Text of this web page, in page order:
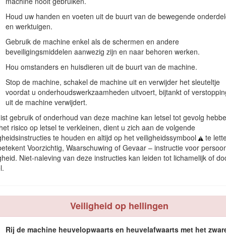
Houd uw handen en voeten uit de buurt van de bewegende
en werktuigen.
Gebruik de machine enkel als de schermen en andere
beveiligingsmiddelen aanwezig zijn en naar behoren werken.
Hou omstanders en huisdieren uit de buurt van de machine.
Stop de machine, schakel de machine uit en verwijder het sleuteltje
voordat u onderhoudswerkzaamheden uitvoert, bijtankt of
uit de machine verwijdert.
gebruik of onderhoud van deze machine kan letsel tot gevolg
risico op letsel te verkleinen, dient u zich aan de volgende
te houden en altijd op het veiligheidssymbool
te
Voorzichtig, Waarschuwing of Gevaar – instructie voor
Niet-naleving van deze instructies kan leiden tot lichamelijk of
Veiligheid op hellingen
Rij de machine heuvelopwaarts en heuvelafwaarts met het
Figuur 2
om uw aandacht op bijzondere informatie te vestigen.Belangrijk
aan die bijzondere aandacht verdient.
Zie voor meer informatie de inbouwverklaring aan het
CALIFORNIË
Proposition 65 Waarschuwing
aan chemische stoffen waarvan de Staat Californië weet dat ze